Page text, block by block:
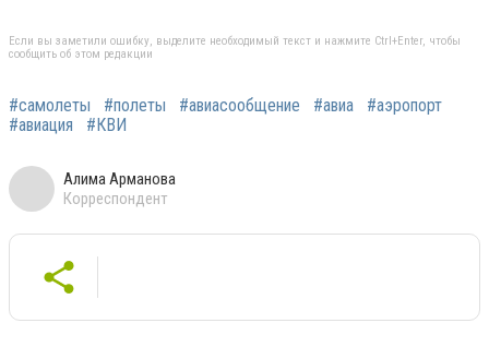
Если вы заметили ошибку, выделите необходимый текст и нажмите Ctrl+Enter, чтобы
сообщить об этом редакции
#самолеты #полеты #авиасообщение #авиа
#аэропорт
#авиация
#КВИ
Алима Арманова
Корреспондент